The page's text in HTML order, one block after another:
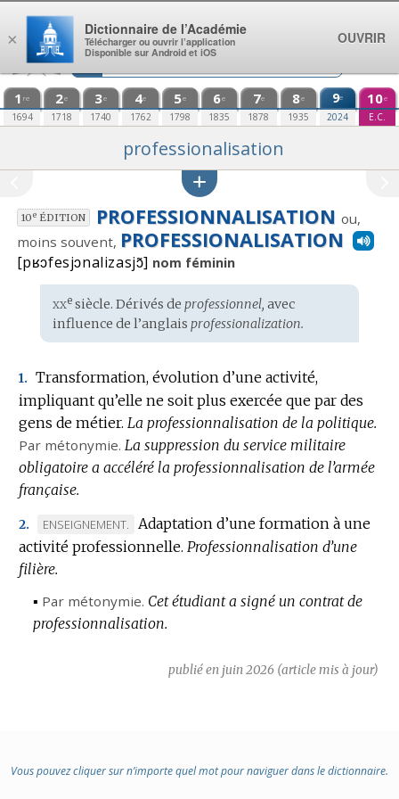
Aller au contenu
1 re
1694
2e
1718
3e
1740
4e
1762
5e
1798
6e
1835
7e
1878
8e
1935
9e
2024
10e
E.C.
professionalisation
10eÉDITION PROFESSIONNALISATION ou,
moins souvent, PROFESSIONALISATION
[pʁɔfesjɔnalizasjɔ̃] nom féminin
Étymologie
:
xxesiècle. Dérivés de professionnel, avec
influence de l’anglais professionalization.
1. Transformation, évolution d’une activité,
impliquant qu’elle ne soit plus exercée que par des
gens de métier. La professionnalisation de la politique.
Par métonymie. La suppression du service militaire
obligatoire a accéléré la professionnalisation de l’armée
française.
2.
MARQUE
DE
DOMAINE
ENSEIGNEMENT.
Adaptation d’une formation à une
activité professionnelle. Professionnalisation d’une
filière.
▪ Par métonymie. Cet étudiant a signé un contrat de
professionnalisation.
publié en juin 2026 (article mis à jour)
Vous pouvez cliquer sur n’importe quel mot pour naviguer dans le dictionnaire.
×
Dictionnaire de l’Académie
Télécharger ou ouvrir l’application
Disponible sur Android et iOS
OUVRIR